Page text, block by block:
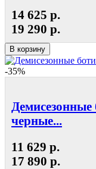
14 625 р.
19 290 р.
В корзину
-35%
черные...
11 629 р.
17 890 р.